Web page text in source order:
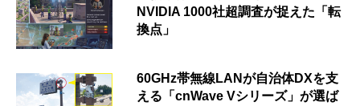
NVIDIA 1000社超調査が捉えた「転
換点」
60GHz帯無線LANが自治体DXを支
える「cnWave Vシリーズ」が選ば